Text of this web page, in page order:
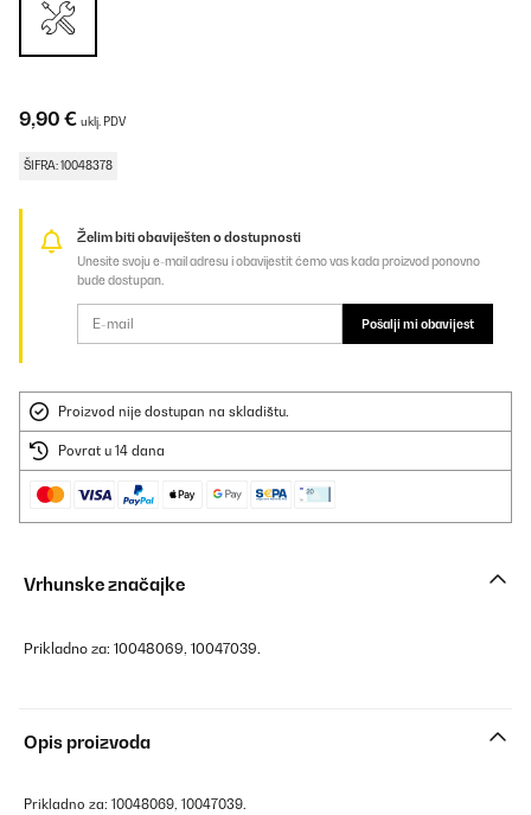
9,90 € uklj. PDV
ŠIFRA: 10048378
Želim biti obaviješten o dostupnosti
Unesite svoju e-mail adresu i obavijestit ćemo vas kada proizvod ponovno
bude dostupan.
Pošalji mi obavijest
Proizvod nije dostupan na skladištu.
Povrat u 14 dana
Vrhunske značajke
Prikladno za: 10048069, 10047039.
Opis proizvoda
Prikladno za: 10048069, 10047039.